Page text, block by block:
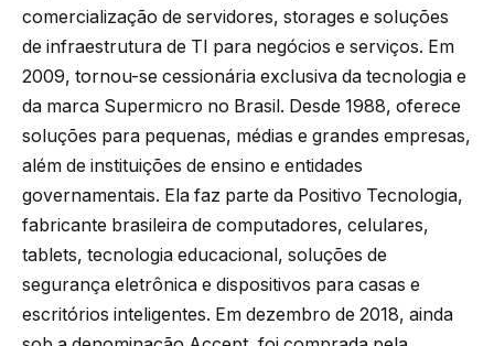
comercialização de servidores, storages e soluções
de infraestrutura de TI para negócios e serviços. Em
2009, tornou-se cessionária exclusiva da tecnologia e
da marca Supermicro no Brasil. Desde 1988, oferece
soluções para pequenas, médias e grandes empresas,
além de instituições de ensino e entidades
governamentais. Ela faz parte da Positivo Tecnologia,
fabricante brasileira de computadores, celulares,
tablets, tecnologia educacional, soluções de
segurança eletrônica e dispositivos para casas e
escritórios inteligentes. Em dezembro de 2018, ainda